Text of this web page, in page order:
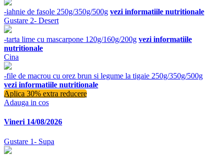
-iahnie de fasole 250g/350g/500g vezi informatiile nutritionale
Gustare 2- Desert
-tarta lime cu mascarpone 120g/160g/200g vezi informatiile
nutritionale
Cina
-file de macrou cu orez brun si legume la tigaie 250g/350g/500g
vezi informatiile nutritionale
Aplica 30% extra reducere
Adauga in cos
Vineri 14/08/2026
Gustare 1- Supa